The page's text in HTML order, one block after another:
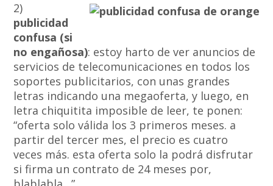
2)
publicidad
confusa (si
no engañosa): estoy harto de ver anuncios de
servicios de telecomunicaciones en todos los
soportes publicitarios, con unas grandes
letras indicando una megaoferta, y luego, en
letra chiquitita imposible de leer, te ponen:
“oferta solo válida los 3 primeros meses. a
partir del tercer mes, el precio es cuatro
veces más. esta oferta solo la podrá disfrutar
si firma un contrato de 24 meses por,